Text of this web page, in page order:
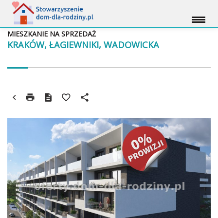
KRAKÓW, ŁAGIEWNIKI, WADOWICKA
MIESZKANIE NA SPRZEDAŻ